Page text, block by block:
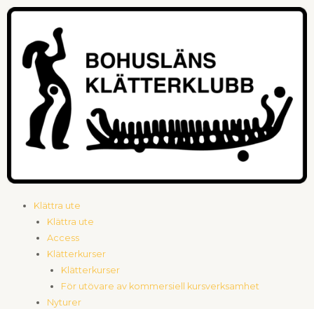
Hoppa
innehåll
Klättra ute
Klättra ute
Access
Klätterkurser
Klätterkurser
För utövare av kommersiell kursverksamhet
Nyturer
Meny